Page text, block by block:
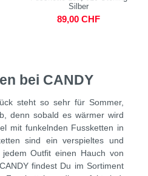
Silber
89,00 CHF
bei CANDY
steht so sehr für Sommer,
denn sobald es wärmer wird
mit funkelnden Fussketten in
sind ein verspieltes und
Outfit einen Hauch von
findest Du im Sortiment